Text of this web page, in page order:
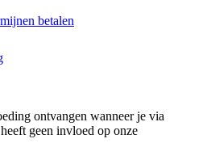
betalen
ontvangen wanneer je via
geen invloed op onze